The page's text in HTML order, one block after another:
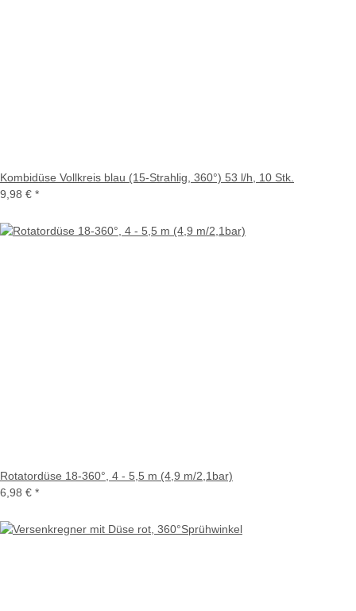
Kombidüse Vollkreis blau (15-Strahlig, 360°) 53 l/h, 10 Stk.
9,98 € *
Rotatordüse 18-360°, 4 - 5,5 m (4,9 m/2,1bar)
6,98 € *